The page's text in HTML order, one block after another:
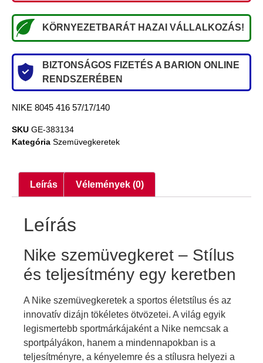
KÖRNYEZETBARÁT HAZAI VÁLLALKOZÁS!
BIZTONSÁGOS FIZETÉS A BARION ONLINE
RENDSZERÉBEN
NIKE 8045 416 57/17/140
SKU GE-383134
Kategória Szemüvegkeretek
Leírás Vélemények (0)
Leírás
Nike szemüvegkeret – Stílus
és teljesítmény egy keretben
A Nike szemüvegkeretek a sportos életstílus és az
innovatív dizájn tökéletes ötvözetei. A világ egyik
legismertebb sportmárkájaként a Nike nemcsak a
sportpályákon, hanem a mindennapokban is a
teljesítményre, a kényelemre és a stílusra helyezi a